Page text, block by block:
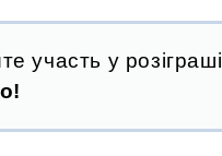
участь у розіграші